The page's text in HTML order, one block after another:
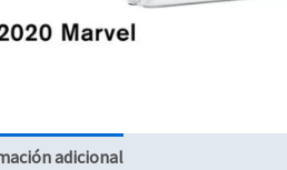
adicional